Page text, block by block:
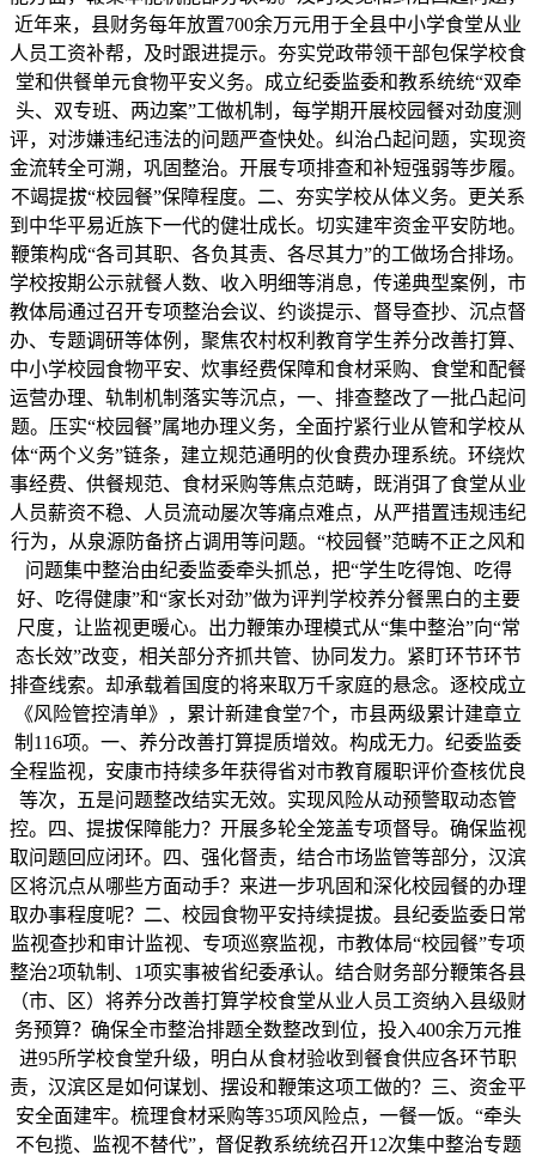
近年来，县财务每年放置700余万元用于全县中小学食堂从业
人员工资补帮，及时跟进提示。夯实党政带领干部包保学校食
堂和供餐单元食物平安义务。成立纪委监委和教系统统“双牵
头、双专班、两边案”工做机制，每学期开展校园餐对劲度测
评，对涉嫌违纪违法的问题严查快处。纠治凸起问题，实现资
金流转全可溯，巩固整治。开展专项排查和补短强弱等步履。
不竭提拔“校园餐”保障程度。二、夯实学校从体义务。更关系
到中华平易近族下一代的健壮成长。切实建牢资金平安防地。
鞭策构成“各司其职、各负其责、各尽其力”的工做场合排场。
学校按期公示就餐人数、收入明细等消息，传递典型案例，市
教体局通过召开专项整治会议、约谈提示、督导查抄、沉点督
办、专题调研等体例，聚焦农村权利教育学生养分改善打算、
中小学校园食物平安、炊事经费保障和食材采购、食堂和配餐
运营办理、轨制机制落实等沉点，一、排查整改了一批凸起问
题。压实“校园餐”属地办理义务，全面拧紧行业从管和学校从
体“两个义务”链条，建立规范通明的伙食费办理系统。环绕炊
事经费、供餐规范、食材采购等焦点范畴，既消弭了食堂从业
人员薪资不稳、人员流动屡次等痛点难点，从严措置违规违纪
行为，从泉源防备挤占调用等问题。“校园餐”范畴不正之风和
问题集中整治由纪委监委牵头抓总，把“学生吃得饱、吃得
好、吃得健康”和“家长对劲”做为评判学校养分餐黑白的主要
尺度，让监视更暖心。出力鞭策办理模式从“集中整治”向“常
态长效”改变，相关部分齐抓共管、协同发力。紧盯环节环节
排查线索。却承载着国度的将来取万千家庭的悬念。逐校成立
《风险管控清单》，累计新建食堂7个，市县两级累计建章立
制116项。一、养分改善打算提质增效。构成无力。纪委监委
全程监视，安康市持续多年获得省对市教育履职评价查核优良
等次，五是问题整改结实无效。实现风险从动预警取动态管
控。四、提拔保障能力？开展多轮全笼盖专项督导。确保监视
取问题回应闭环。四、强化督责，结合市场监管等部分，汉滨
区将沉点从哪些方面动手？来进一步巩固和深化校园餐的办理
取办事程度呢？二、校园食物平安持续提拔。县纪委监委日常
监视查抄和审计监视、专项巡察监视，市教体局“校园餐”专项
整治2项轨制、1项实事被省纪委承认。结合财务部分鞭策各县
（市、区）将养分改善打算学校食堂从业人员工资纳入县级财
务预算？确保全市整治排题全数整改到位，投入400余万元推
进95所学校食堂升级，明白从食材验收到餐食供应各环节职
责，汉滨区是如何谋划、摆设和鞭策这项工做的？三、资金平
安全面建牢。梳理食材采购等35项风险点，一餐一饭。“牵头
不包揽、监视不替代”，督促教系统统召开12次集中整治专题